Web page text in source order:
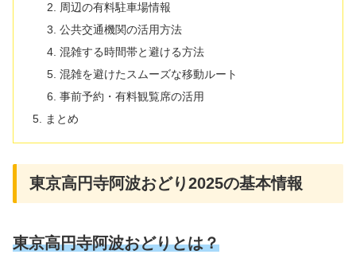
周辺の有料駐車場情報
公共交通機関の活用方法
混雑する時間帯と避ける方法
混雑を避けたスムーズな移動ルート
事前予約・有料観覧席の活用
まとめ
東京高円寺阿波おどり2025の基本情報
東京高円寺阿波おどりとは？